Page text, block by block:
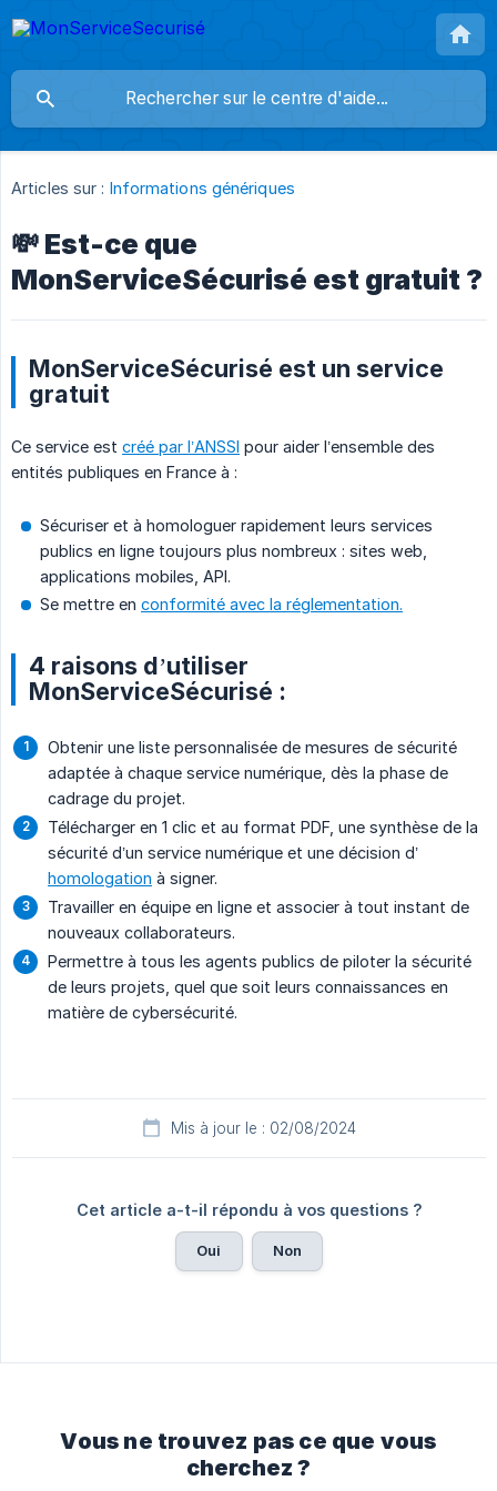
Articles sur : Informations génériques
💸 Est-ce que
MonServiceSécurisé est gratuit ?
MonServiceSécurisé est un service
gratuit
Ce service est créé par l’ANSSI pour aider l’ensemble des
entités publiques en France à :
Sécuriser et à homologuer rapidement leurs services
publics en ligne toujours plus nombreux : sites web,
applications mobiles, API.
Se mettre en conformité avec la réglementation.
4 raisons d’utiliser
MonServiceSécurisé :
Obtenir une liste personnalisée de mesures de sécurité
adaptée à chaque service numérique, dès la phase de
cadrage du projet.
Télécharger en 1 clic et au format PDF, une synthèse de la
sécurité d’un service numérique et une décision d’
homologation à signer.
Travailler en équipe en ligne et associer à tout instant de
nouveaux collaborateurs.
Permettre à tous les agents publics de piloter la sécurité
de leurs projets, quel que soit leurs connaissances en
matière de cybersécurité.
Mis à jour le : 02/08/2024
Cet article a-t-il répondu à vos questions ?
Oui Non
Vous ne trouvez pas ce que vous
cherchez ?